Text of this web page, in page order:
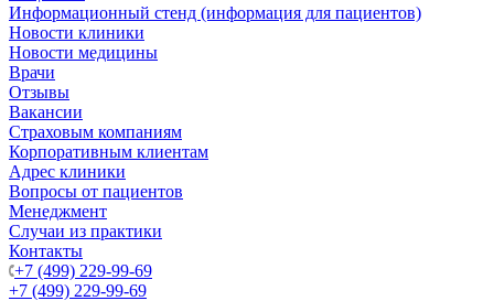
Информационный стенд (информация для пациентов)
Новости клиники
Новости медицины
Врачи
Отзывы
Вакансии
Страховым компаниям
Корпоративным клиентам
Адрес клиники
Вопросы от пациентов
Менеджмент
Случаи из практики
Контакты
+7 (499) 229-99-69
+7 (499) 229-99-69